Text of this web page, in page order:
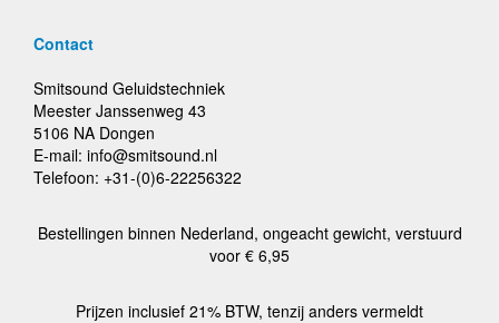
Contact
Smitsound Geluidstechniek
Meester Janssenweg 43
5106 NA Dongen
E-mail: info@smitsound.nl
Telefoon: +31-(0)6-22256322
Bestellingen binnen Nederland, ongeacht gewicht, verstuurd
voor € 6,95
Prijzen inclusief 21% BTW, tenzij anders vermeldt